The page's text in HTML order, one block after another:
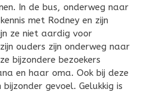
In de bus, onderweg naar
met Rodney en zijn
ze niet aardig voor
ouders zijn onderweg naar
bijzondere bezoekers
en haar oma. Ook bij deze
gevoel. Gelukkig is